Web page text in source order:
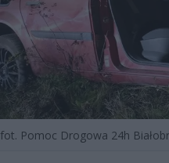
fot. Pomoc Drogowa 24h